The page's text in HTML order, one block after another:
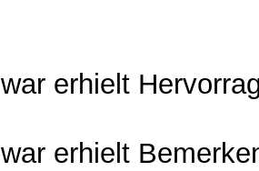
war erhielt
war erhielt